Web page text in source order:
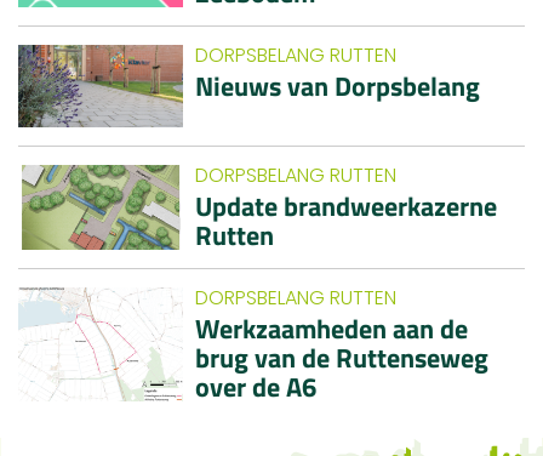
DORPSBELANG RUTTEN
Nieuws van Dorpsbelang
DORPSBELANG RUTTEN
Update brandweerkazerne
Rutten
DORPSBELANG RUTTEN
Werkzaamheden aan de
brug van de Ruttenseweg
over de A6